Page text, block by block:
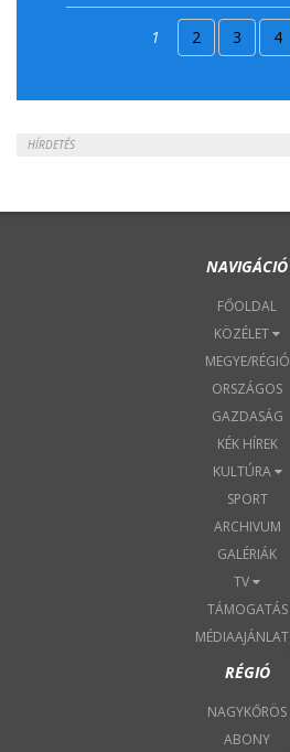
2018. Április 15.
1 2 3 4
HÍRDETÉS
NAVIGÁCIÓ
FŐOLDAL
KÖZÉLET
MEGYE/RÉGIÓ
ORSZÁGOS
GAZDASÁG
KÉK HÍREK
KULTÚRA
SPORT
ARCHIVUM
GALÉRIÁK
TV
TÁMOGATÁS
MÉDIAAJÁNLAT
RÉGIÓ
NAGYKŐRÖS
ABONY